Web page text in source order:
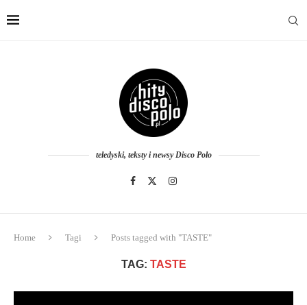
teledyski, teksty i newsy Disco Polo
Home Tagi Posts tagged with "TASTE"
TAG: TASTE